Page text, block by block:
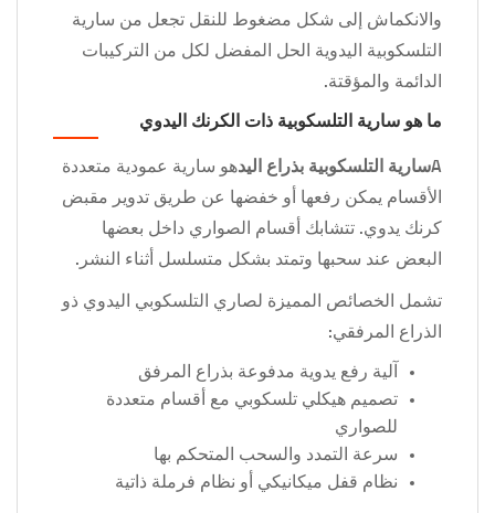
والانكماش إلى شكل مضغوط للنقل تجعل من سارية
التلسكوبية اليدوية الحل المفضل لكل من التركيبات
الدائمة والمؤقتة.
ما هو سارية التلسكوبية ذات الكرنك اليدوي
Aسارية التلسكوبية بذراع اليدهو سارية عمودية متعددة
الأقسام يمكن رفعها أو خفضها عن طريق تدوير مقبض
كرنك يدوي. تتشابك أقسام الصواري داخل بعضها
البعض عند سحبها وتمتد بشكل متسلسل أثناء النشر.
تشمل الخصائص المميزة لصاري التلسكوبي اليدوي ذو
الذراع المرفقي:
آلية رفع يدوية مدفوعة بذراع المرفق
تصميم هيكلي تلسكوبي مع أقسام متعددة
للصواري
سرعة التمدد والسحب المتحكم بها
نظام قفل ميكانيكي أو نظام فرملة ذاتية